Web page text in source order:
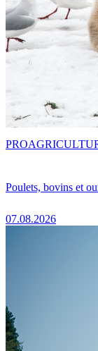
Poulets, bovins et
07.08.2026
PRO